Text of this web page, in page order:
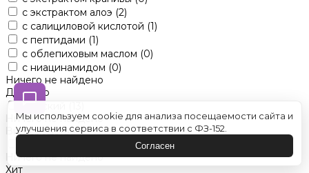
с экстрактом алоэ (2)
с салициловой кислотой (1)
с пептидами (1)
с облепиховым маслом (0)
с ниацинамидом (0)
Ничего не найдено
Для кого
Ничего не найдено
Вид средства
Ничего не найдено
Хит
Мы используем cookie для анализа посещаемости сайта и
улучшения сервиса в соответствии с ФЗ-152.
Согласен